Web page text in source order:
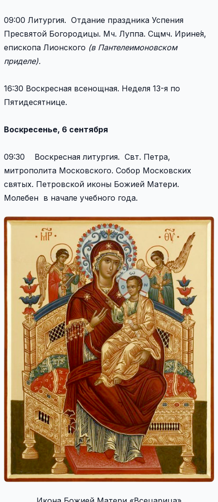
09:00 Литургия. Отдание праздника Успения
Пресвятой Богородицы. Мч. Луппа. Сщмч. Ирине́я,
епископа Лионского (в Пантелеимоновском
приделе).
16:30 Воскресная всенощная. Неделя 13-я по
Пятидесятнице.
Воскресенье, 6 сентября
09:30 Воскресная литургия. Свт. Петра,
митрополита Московского. Собор Московских
святых. Петровской иконы Божией Матери.
Молебен в начале учебного года.